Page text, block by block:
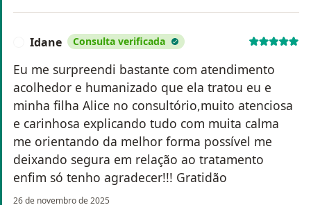
Idane Consulta verificada
Eu me surpreendi bastante com atendimento
acolhedor e humanizado que ela tratou eu e
minha filha Alice no consultório,muito atenciosa
e carinhosa explicando tudo com muita calma
me orientando da melhor forma possível me
deixando segura em relação ao tratamento
enfim só tenho agradecer!!! Gratidão
26 de novembro de 2025